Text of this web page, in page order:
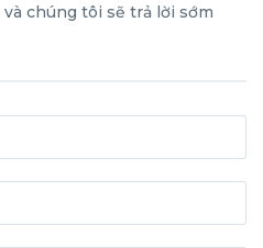
chúng tôi sẽ trả lời sớm